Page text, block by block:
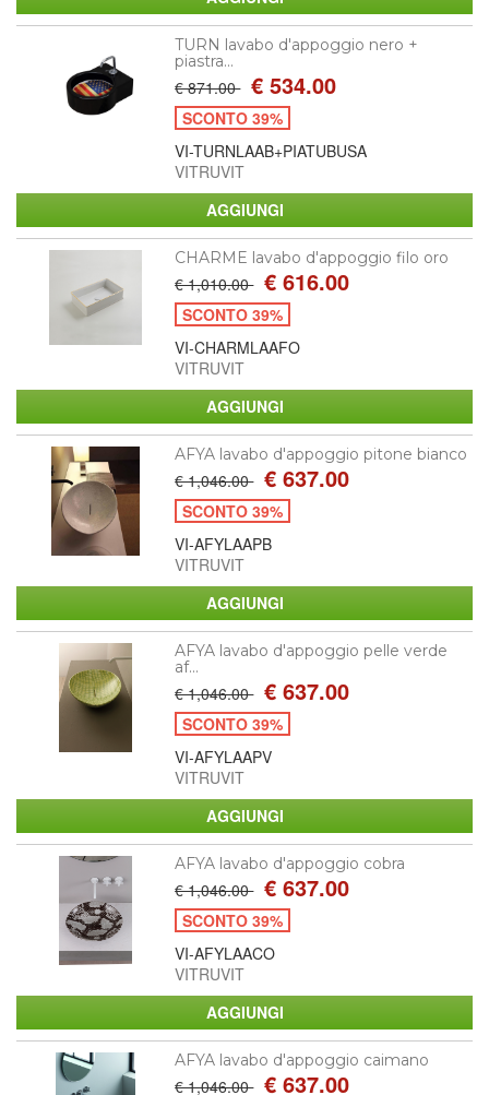
TURN lavabo d'appoggio nero +
piastra...
€ 871.00 € 534.00
SCONTO 39%
VI-TURNLAAB+PIATUBUSA
VITRUVIT
CHARME lavabo d'appoggio filo oro
€ 1,010.00 € 616.00
SCONTO 39%
VI-CHARMLAAFO
VITRUVIT
AFYA lavabo d'appoggio pitone bianco
€ 1,046.00 € 637.00
SCONTO 39%
VI-AFYLAAPB
VITRUVIT
AFYA lavabo d'appoggio pelle verde
af...
€ 1,046.00 € 637.00
SCONTO 39%
VI-AFYLAAPV
VITRUVIT
AFYA lavabo d'appoggio cobra
€ 1,046.00 € 637.00
SCONTO 39%
VI-AFYLAACO
VITRUVIT
AFYA lavabo d'appoggio caimano
€ 1,046.00 € 637.00